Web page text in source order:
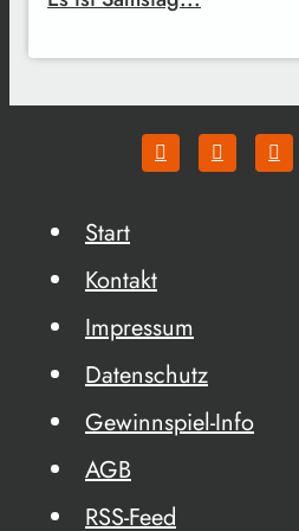
Start
Kontakt
Impressum
Datenschutz
Gewinnspiel-Info
AGB
RSS-Feed